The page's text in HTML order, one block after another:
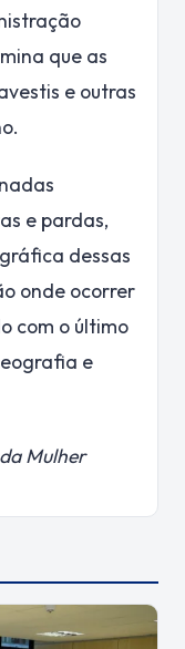
que as
e outras
e pardas,
dessas
onde ocorrer
com o último
e
Mulher